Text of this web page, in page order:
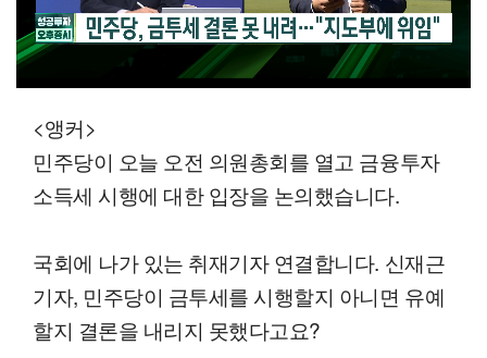
<앵커>
민주당이 오늘 오전 의원총회를 열고 금융투자
소득세 시행에 대한 입장을 논의했습니다.
국회에 나가 있는 취재기자 연결합니다. 신재근
기자, 민주당이 금투세를 시행할지 아니면 유예
할지 결론을 내리지 못했다고요?